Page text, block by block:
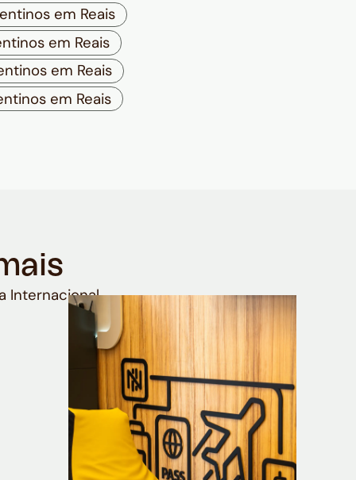
em Reais
em Reais
em Reais
em Reais
Internacional